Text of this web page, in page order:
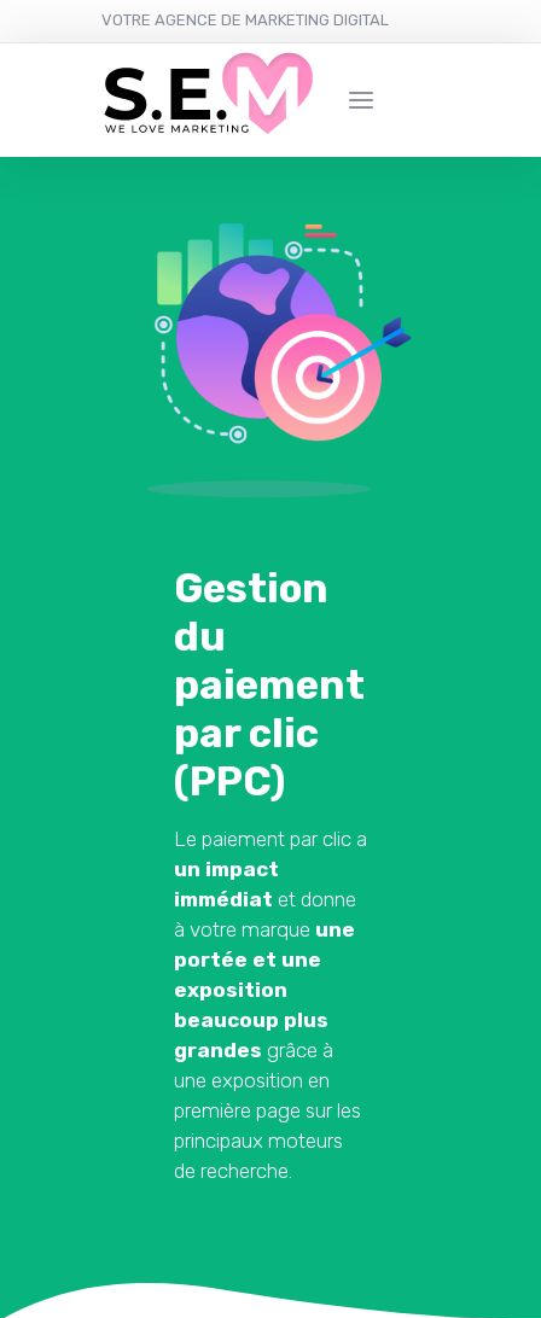
VOTRE AGENCE DE MARKETING DIGITAL
Gestion
du
paiement
par clic
(PPC)
Le paiement par clic a
un impact
immédiat et donne
à votre marque une
portée et une
exposition
beaucoup plus
grandes grâce à
une exposition en
première page sur les
principaux moteurs
de recherche.